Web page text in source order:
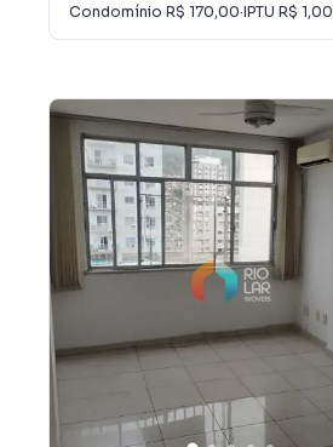
Condomínio R$ 170,00·IPTU R$ 1,00